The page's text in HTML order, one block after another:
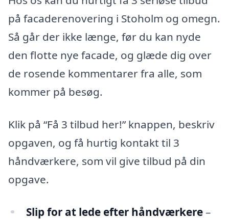
på facaderenovering i Stoholm og omegn.
Så går der ikke længe, før du kan nyde
den flotte nye facade, og glæde dig over
de rosende kommentarer fra alle, som
kommer på besøg.
Klik på “Få 3 tilbud her!” knappen, beskriv
opgaven, og få hurtig kontakt til 3
håndværkere, som vil give tilbud på din
opgave.
Slip for at lede efter håndværkere–